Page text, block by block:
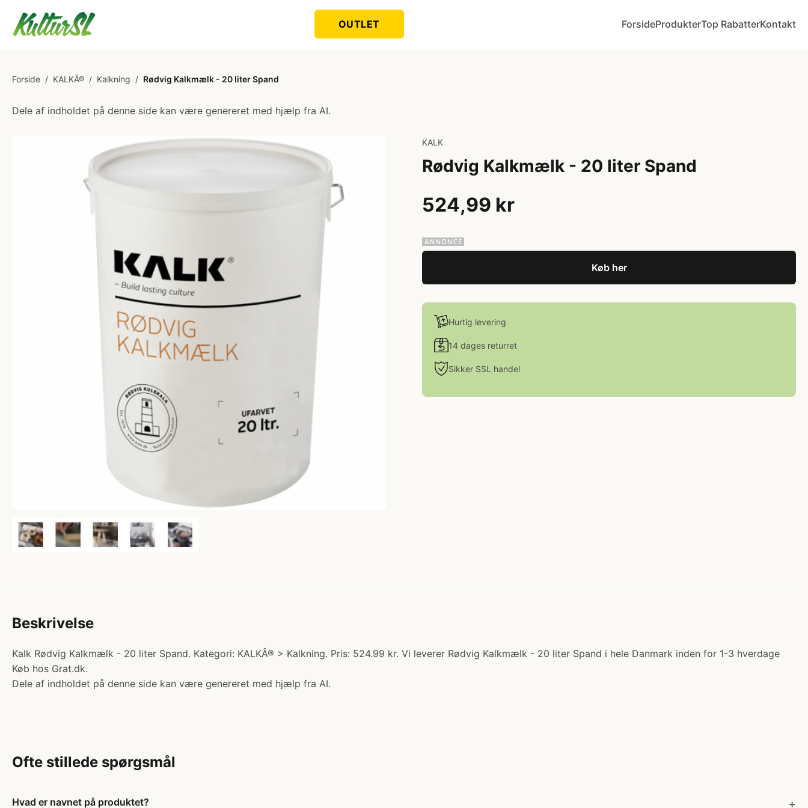
OUTLET ForsideProdukterTop RabatterKontakt
Forside / KALKÂ® / Kalkning / Rødvig Kalkmælk - 20 liter Spand
Dele af indholdet på denne side kan være genereret med hjælp fra AI.
KALK
Rødvig Kalkmælk - 20 liter Spand
524,99 kr
Køb her
Hurtig levering
14 dages returret
Sikker SSL handel
Beskrivelse
Kalk Rødvig Kalkmælk - 20 liter Spand. Kategori: KALKÂ® > Kalkning. Pris: 524.99 kr. Vi leverer Rødvig Kalkmælk - 20 liter Spand i hele Danmark inden for 1-3 hverdage
Køb hos Grat.dk.
Dele af indholdet på denne side kan være genereret med hjælp fra AI.
Ofte stillede spørgsmål
Hvad er navnet på produktet?